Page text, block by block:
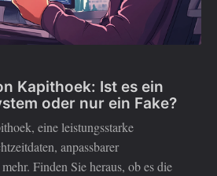
Kapithoek: Ist es ein
oder nur ein Fake?
eine leistungsstarke
anpassbarer
Finden Sie heraus, ob es die